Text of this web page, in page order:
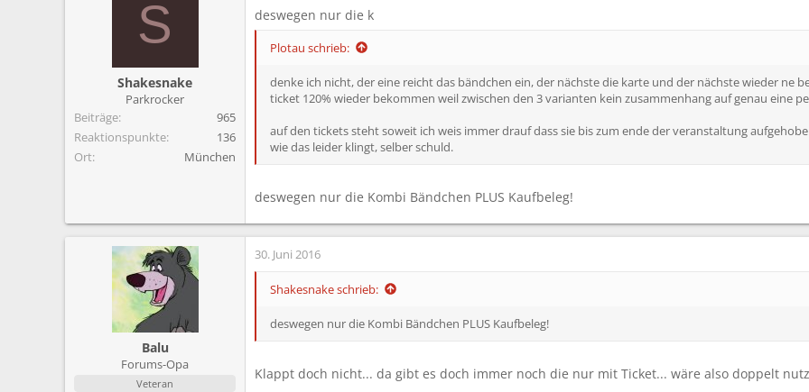
S
Shakesnake
Parkrocker
Beiträge
965
Reaktionspunkte
136
Ort
München
deswegen nur die k
Plotau schrieb:
denke ich nicht, der eine reicht das bändchen ein, der nächste die karte und der nächste wieder ne
ticket 120% wieder bekommen weil zwischen den 3 varianten kein zusammenhang auf genau eine
auf den tickets steht soweit ich weis immer drauf dass sie bis zum ende der veranstaltung
wie das leider klingt, selber schuld.
deswegen nur die Kombi Bändchen PLUS Kaufbeleg!
Balu
Forums-Opa
Veteran
30. Juni 2016
Shakesnake schrieb:
deswegen nur die Kombi Bändchen PLUS Kaufbeleg!
Klappt doch nicht... da gibt es doch immer noch die nur mit Ticket... wäre also doppelt